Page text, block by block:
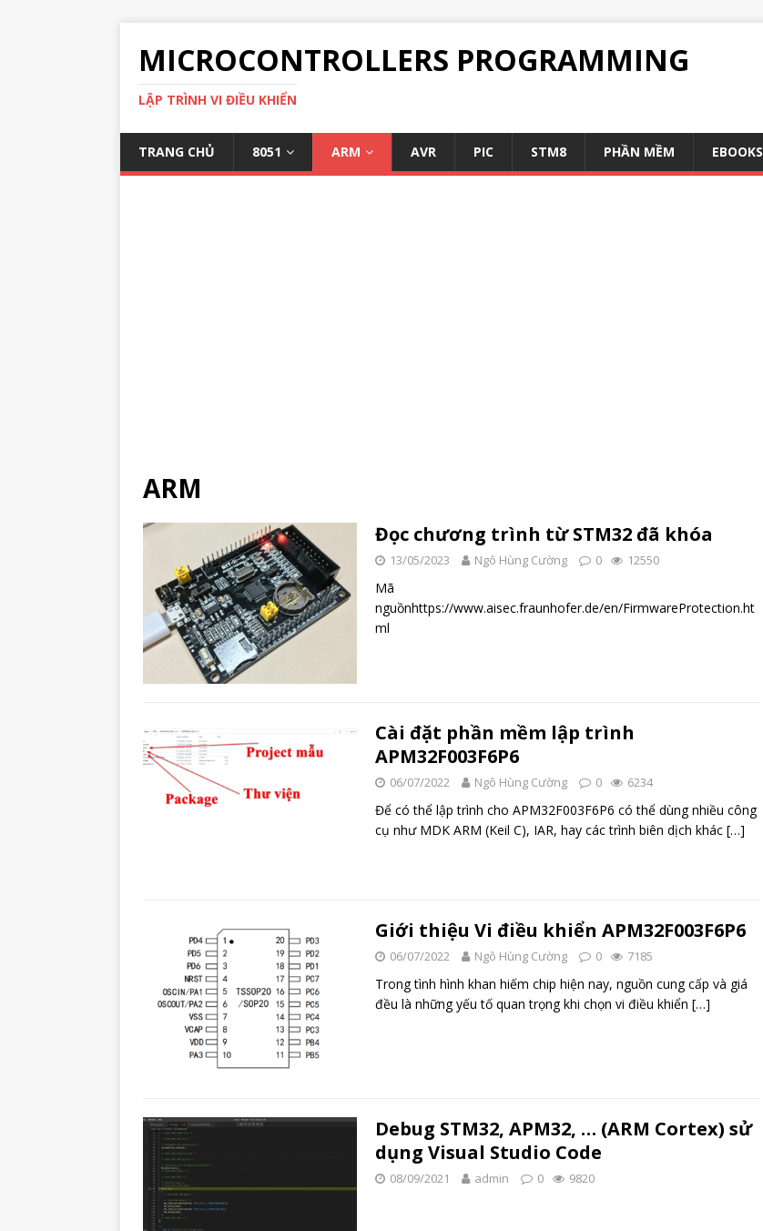
MICROCONTROLLERS PROGRAMMING
LẬP TRÌNH VI ĐIỀU KHIỂN
TRANG CHỦ 8051 ARM AVR PIC STM8 PHẦN MỀM EBOOKS
ARM
Đọc chương trình từ STM32 đã khóa
13/05/2023 Ngô Hùng Cường 0 12550
Mã
nguồnhttps://www.aisec.fraunhofer.de/en/FirmwareProtection.ht
ml
Cài đặt phần mềm lập trình
APM32F003F6P6
06/07/2022 Ngô Hùng Cường 0 6234
Để có thể lập trình cho APM32F003F6P6 có thể dùng nhiều công
cụ như MDK ARM (Keil C), IAR, hay các trình biên dịch khác […]
Giới thiệu Vi điều khiển APM32F003F6P6
06/07/2022 Ngô Hùng Cường 0 7185
Trong tình hình khan hiếm chip hiện nay, nguồn cung cấp và giá
đều là những yếu tố quan trọng khi chọn vi điều khiển […]
Debug STM32, APM32, … (ARM Cortex) sử
dụng Visual Studio Code
08/09/2021 admin 0 9820